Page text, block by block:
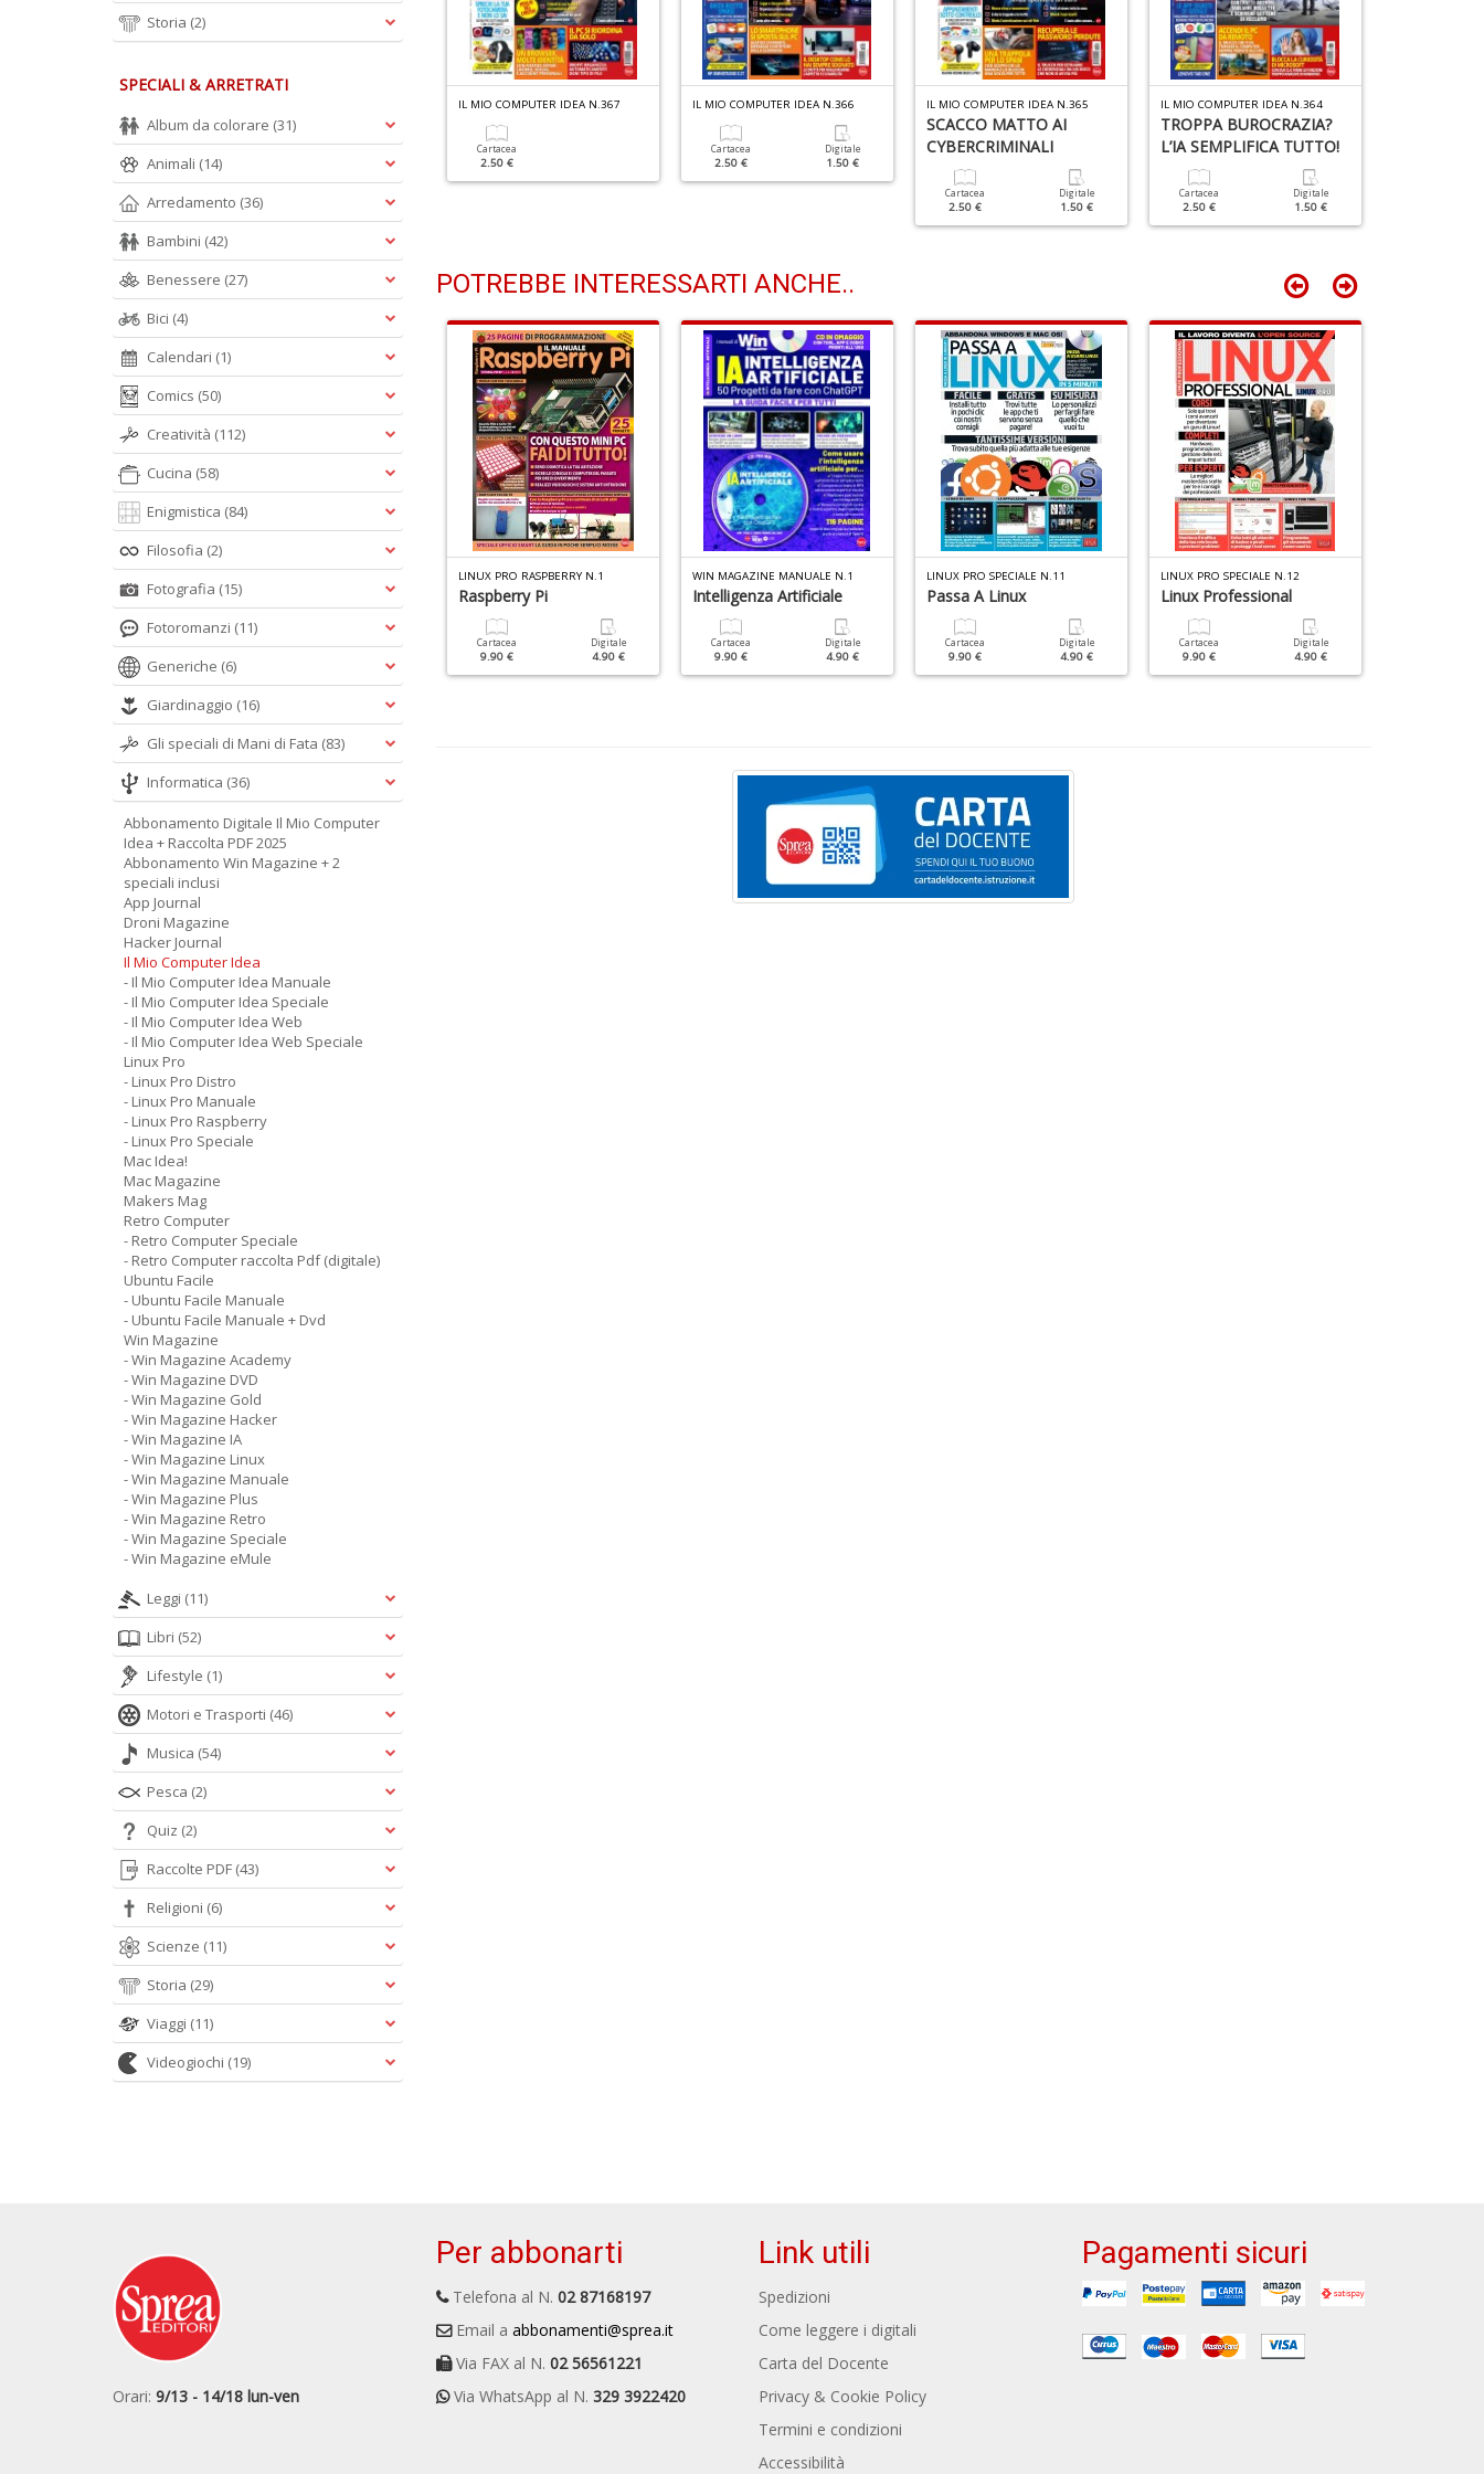
Il Tuo Windows
Digitale
1.50 €
21 Top Software Gratis
Per Sempre
2.50 € 1.50 €
IL MIO COMPUTER IDEA N.367
Cartacea
2.50 €
IL MIO COMPUTER IDEA N.366
Cartacea
2.50 €
Digitale
1.50 €
IL MIO COMPUTER IDEA N.365
SCACCO MATTO AI
CYBERCRIMINALI
Cartacea
2.50 €
Digitale
1.50 €
IL MIO COMPUTER IDEA N.364
TROPPA BUROCRAZIA?
L’IA SEMPLIFICA TUTTO!
Cartacea
2.50 €
Digitale
1.50 €
POTREBBE INTERESSARTI ANCHE..
I
L MIO COMPUTER IDEA MANUALE N.3
Manuale 2016
4.90 €
Crea La Tua App
LINUX PRO RASPBERRY N.1
Raspberry Pi
Cartacea
9.90 €
Digitale
4.90 €
WIN MAGAZINE MANUALE N.1
Intelligenza Artificiale
Cartacea
9.90 €
Digitale
4.90 €
LINUX PRO SPECIALE N.11
Passa A Linux
Cartacea
9.90 €
Digitale
4.90 €
LINUX PRO SPECIALE N.12
Linux Professional
Cartacea
9.90 €
Digitale
4.90 €
Storia (2)
SPECIALI & ARRETRATI
Album da colorare (31)
Animali (14)
Arredamento (36)
Bambini (42)
Benessere (27)
Bici (4)
Calendari (1)
Comics (50)
Creatività (112)
Cucina (58)
Enigmistica (84)
Filosofia (2)
Fotografia (15)
Fotoromanzi (11)
Generiche (6)
Giardinaggio (16)
Gli speciali di Mani di Fata (83)
Informatica (36)
Abbonamento Digitale Il Mio Computer
Idea + Raccolta PDF 2025
Abbonamento Win Magazine + 2
speciali inclusi
App Journal
Droni Magazine
Hacker Journal
Il Mio Computer Idea
- Il Mio Computer Idea Manuale
- Il Mio Computer Idea Speciale
- Il Mio Computer Idea Web
- Il Mio Computer Idea Web Speciale
Linux Pro
- Linux Pro Distro
- Linux Pro Manuale
- Linux Pro Raspberry
- Linux Pro Speciale
Mac Idea!
Mac Magazine
Makers Mag
Retro Computer
- Retro Computer Speciale
- Retro Computer raccolta Pdf (digitale)
Ubuntu Facile
- Ubuntu Facile Manuale
- Ubuntu Facile Manuale + Dvd
Win Magazine
- Win Magazine Academy
- Win Magazine DVD
- Win Magazine Gold
- Win Magazine Hacker
- Win Magazine IA
- Win Magazine Linux
- Win Magazine Manuale
- Win Magazine Plus
- Win Magazine Retro
- Win Magazine Speciale
- Win Magazine eMule
Leggi (11)
Libri (52)
Lifestyle (1)
Motori e Trasporti (46)
Musica (54)
Pesca (2)
Quiz (2)
Raccolte PDF (43)
Religioni (6)
Scienze (11)
Storia (29)
Viaggi (11)
Videogiochi (19)
Orari: 9/13 - 14/18 lun-ven
Per abbonarti
Telefona al N. 02 87168197
Email a abbonamenti@sprea.it
Via FAX al N. 02 56561221
Via WhatsApp al N. 329 3922420
Link utili
Spedizioni
Come leggere i digitali
Carta del Docente
Privacy & Cookie Policy
Termini e condizioni
Accessibilità
Pagamenti sicuri